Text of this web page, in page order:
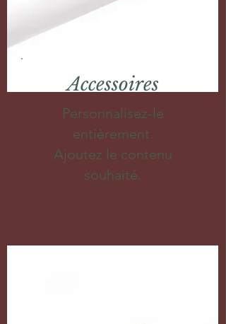
Accessoires
Personnalisez-le
entièrement.
Ajoutez le contenu
souhaité.